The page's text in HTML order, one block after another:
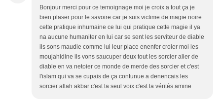
Bonjour merci pour ce temoignage moi je croix a tout ça je
bien plaser pour le savoire car je suis victime de magie noire
cette pratique inhumaine ce lui qui pratique cette magie il ya
na aucune humaniter en lui car se sent les serviteur de diable
ils sons maudie comme lui leur place enenfer croier moi les
moujahidine ils vons saucuper deux tout les sorcier alier de
diable en va netoier ce monde de merde des sorcier et c'est
l'islam qui va se cupais de ça contunue a denencais les
sorcier allah akbar c'est la seul voix c'est la vérités amine